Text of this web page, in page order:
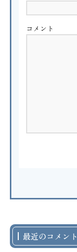
コメント
最近のコメント